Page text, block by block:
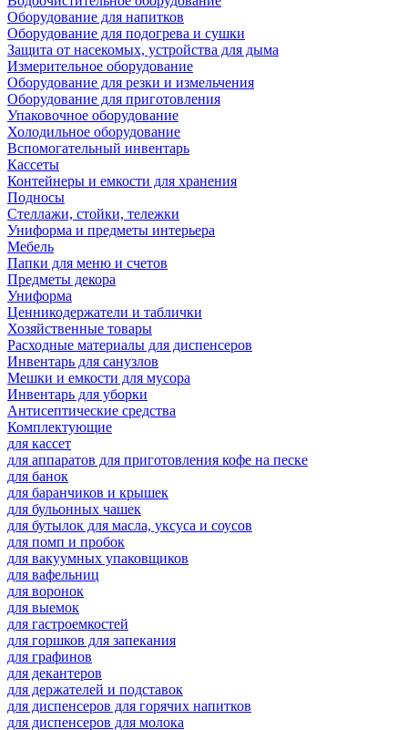
Оборудование для напитков
Оборудование для подогрева и сушки
Защита от насекомых, устройства для дыма
Измерительное оборудование
Оборудование для резки и измельчения
Оборудование для приготовления
Упаковочное оборудование
Холодильное оборудование
Вспомогательный инвентарь
Кассеты
Контейнеры и емкости для хранения
Подносы
Стеллажи, стойки, тележки
Униформа и предметы интерьера
Мебель
Папки для меню и счетов
Предметы декора
Униформа
Ценникодержатели и таблички
Хозяйственные товары
Расходные материалы для диспенсеров
Инвентарь для санузлов
Мешки и емкости для мусора
Инвентарь для уборки
Антисептические средства
Комплектующие
для кассет
для аппаратов для приготовления кофе на песке
для банок
для баранчиков и крышек
для бульонных чашек
для бутылок для масла, уксуса и соусов
для помп и пробок
для вакуумных упаковщиков
для вафельниц
для воронок
для выемок
для гастроемкостей
для горшков для запекания
для графинов
для декантеров
для держателей и подставок
для диспенсеров для горячих напитков
для диспенсеров для молока